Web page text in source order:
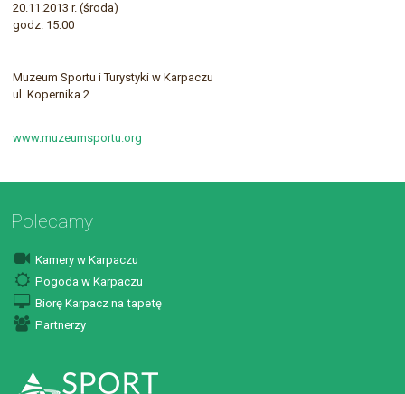
20.11.2013 r. (środa)
godz. 15:00
Muzeum Sportu i Turystyki w Karpaczu
ul. Kopernika 2
www.muzeumsportu.org
Polecamy
Kamery w Karpaczu
Pogoda w Karpaczu
Biorę Karpacz na tapetę
Partnerzy